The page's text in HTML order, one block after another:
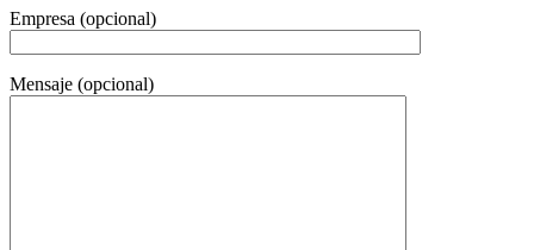
Empresa (opcional)
Mensaje (opcional)